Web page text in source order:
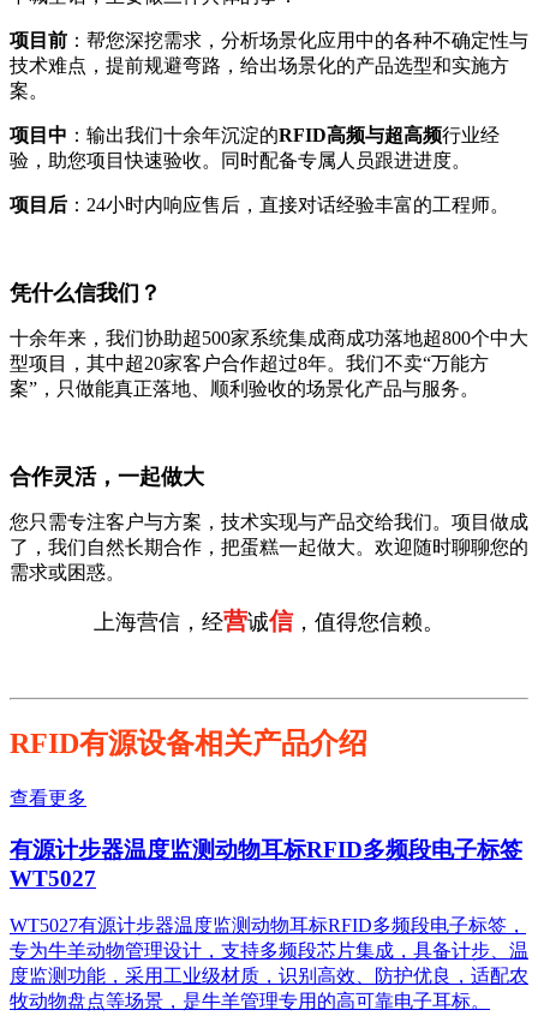
项目前 ：帮您深挖需求，分析场景化应用中的各种不确定性与
技术难点，提前规避弯路，给出场景化的产品选型和实施方
案。
项目中 ：输出我们十余年沉淀的RFID高频与超高频行业经
验，助您项目快速验收。同时配备专属人员跟进进度。
项目后 ：24小时内响应售后，直接对话经验丰富的工程师。
凭什么信我们？
十余年来，我们协助超500家系统集成商成功落地超800个中大
型项目，其中超20家客户合作超过8年。我们不卖“万能方
案”，只做能真正落地、顺利验收的场景化产品与服务。
合作灵活，一起做大
您只需专注客户与方案，技术实现与产品交给我们。项目做成
了，我们自然长期合作，把蛋糕一起做大。欢迎随时聊聊您的
需求或困惑。
上海营信，经营诚信，值得您信赖。
RFID有源设备相关产品介绍
查看更多
有源计步器温度监测动物耳标RFID多频段电子标签
WT5027
WT5027有源计步器温度监测动物耳标RFID多频段电子标签，
专为牛羊动物管理设计，支持多频段芯片集成，具备计步、温
度监测功能，采用工业级材质，识别高效、防护优良，适配农
牧动物盘点等场景，是牛羊管理专用的高可靠电子耳标。